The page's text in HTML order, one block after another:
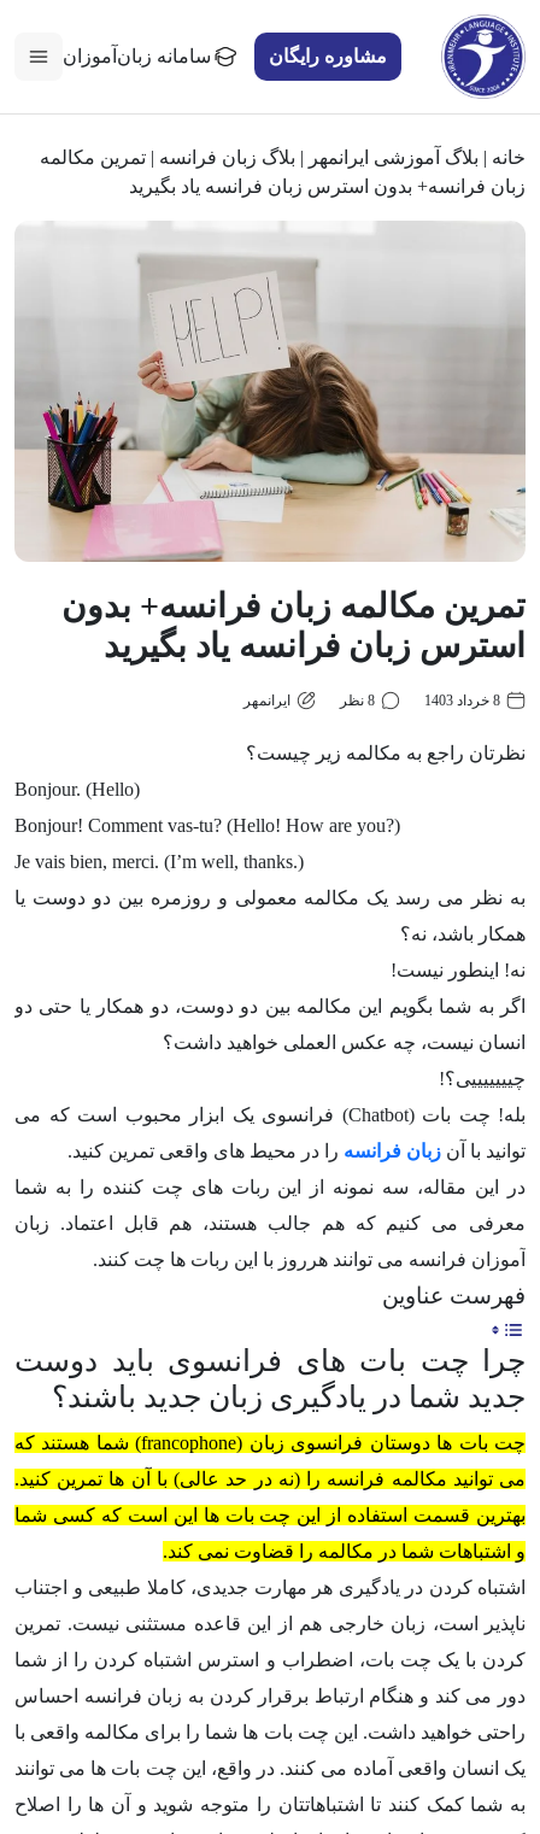
مشاوره رایگان سامانه زبان‌آموزان
خانه | بلاگ آموزشی ایرانمهر | بلاگ زبان فرانسه | تمرین مکالمه
زبان فرانسه+ بدون استرس زبان فرانسه یاد بگیرید
تمرین مکالمه زبان فرانسه+ بدون
استرس زبان فرانسه یاد بگیرید
8 خرداد 1403 8 نظر ایرانمهر
نظرتان راجع به مکالمه زیر چیست؟
Bonjour. (Hello)
Bonjour! Comment vas-tu? (Hello! How are you?)
Je vais bien, merci. (I’m well, thanks.)
به نظر می رسد یک مکالمه معمولی و روزمره بین دو دوست یا
همکار باشد، نه؟
نه! اینطور نیست!
اگر به شما بگویم این مکالمه بین دو دوست، دو همکار یا حتی دو
انسان نیست، چه عکس العملی خواهید داشت؟
چیییییییی؟!
بله! چت بات (Chatbot) فرانسوی یک ابزار محبوب است که می
توانید با آن زبان فرانسه را در محیط های واقعی تمرین کنید.
در این مقاله، سه نمونه از این ربات های چت کننده را به شما
معرفی می کنیم که هم جالب هستند، هم قابل اعتماد. زبان
آموزان فرانسه می توانند هرروز با این ربات ها چت کنند.
فهرست عناوین
چرا چت بات های فرانسوی باید دوست
جدید شما در یادگیری زبان جدید باشند؟
چت بات ها دوستان فرانسوی زبان (francophone) شما هستند که
می توانید مکالمه فرانسه را (نه در حد عالی) با آن ها تمرین کنید.
بهترین قسمت استفاده از این چت بات ها این است که کسی شما
و اشتباهات شما در مکالمه را قضاوت نمی کند.
اشتباه کردن در یادگیری هر مهارت جدیدی، کاملا طبیعی و اجتناب
ناپذیر است، زبان خارجی هم از این قاعده مستثنی نیست. تمرین
کردن با یک چت بات، اضطراب و استرس اشتباه کردن را از شما
دور می کند و هنگام ارتباط برقرار کردن به زبان فرانسه احساس
راحتی خواهید داشت. این چت بات ها شما را برای مکالمه واقعی با
یک انسان واقعی آماده می کنند. در واقع، این چت بات ها می توانند
به شما کمک کنند تا اشتباهاتتان را متوجه شوید و آن ها را اصلاح